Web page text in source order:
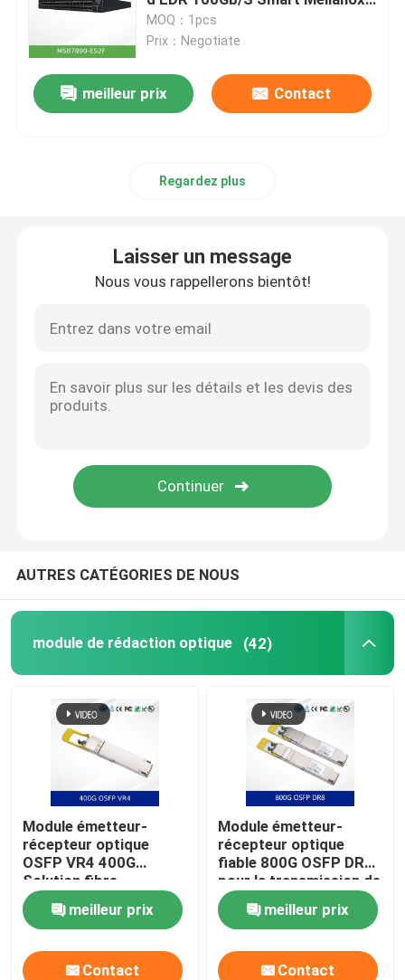
module de rédaction optique
Commutateur de réseau de Mellanox
Émetteur-récepteur optique de Mellanox
Commutateur réseau Nvidia
Carte réseau NVIDIA
Transcepteur optique NVIDIA
Points d'accès sans fil extrêmes
Licence pour les réseaux extrêmes
Points d'accès sans fil de chahut
Commutateur de réseau de chahut
Point d'accès sans fil Aruba
Commutateur d'Aruba
Commutateur Cisco
Infiniband incolmatable
MOQ：1pcs
Prix：Negotiate
meilleur prix Contact
Regardez plus
Laisser un message
Nous vous rappellerons bientôt!
AUTRES CATÉGORIES DE NOUS
module de rédaction optique (42)
Module émetteur-
récepteur optique
OSFP VR4 400G
Solution fibre
multimode à haut débit
meilleur prix
Contact
Module émetteur-
récepteur optique
fiable 800G OSFP DR8
pour la transmission de
données haute
performance
meilleur prix
Contact